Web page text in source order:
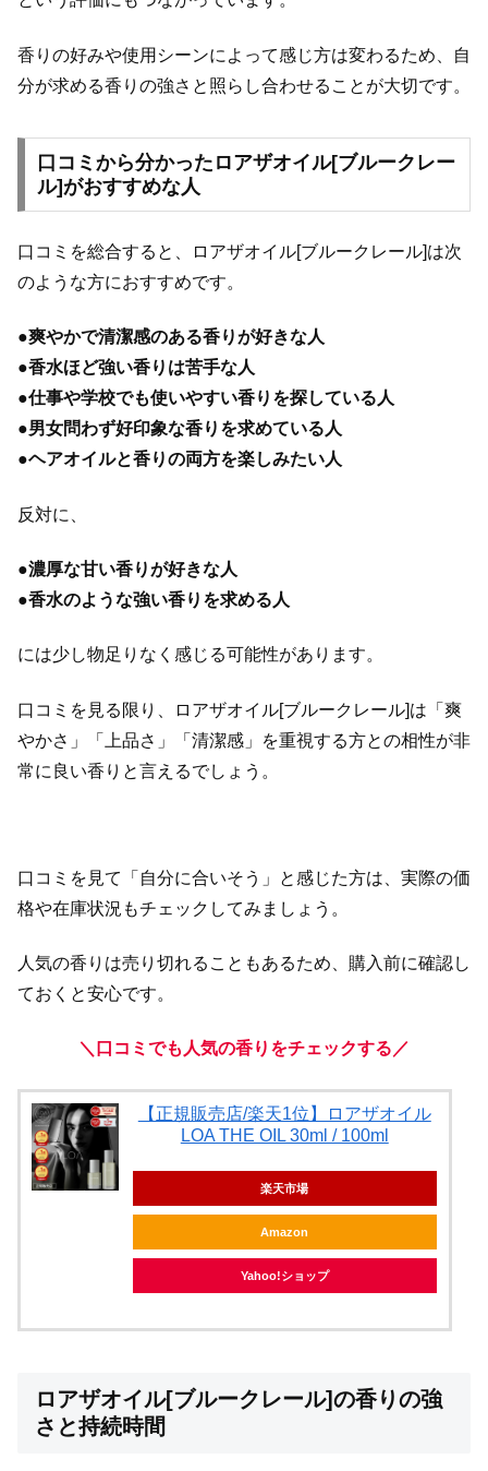
香りの好みや使用シーンによって感じ方は変わるため、自
分が求める香りの強さと照らし合わせることが大切です。
口コミから分かったロアザオイル[ブルークレー
ル]がおすすめな人
口コミを総合すると、ロアザオイル[ブルークレール]は次
のような方におすすめです。
●爽やかで清潔感のある香りが好きな人
●香水ほど強い香りは苦手な人
●仕事や学校でも使いやすい香りを探している人
●男女問わず好印象な香りを求めている人
●ヘアオイルと香りの両方を楽しみたい人
反対に、
●濃厚な甘い香りが好きな人
●香水のような強い香りを求める人
には少し物足りなく感じる可能性があります。
口コミを見る限り、ロアザオイル[ブルークレール]は「爽
やかさ」「上品さ」「清潔感」を重視する方との相性が非
常に良い香りと言えるでしょう。
口コミを見て「自分に合いそう」と感じた方は、実際の価
格や在庫状況もチェックしてみましょう。
人気の香りは売り切れることもあるため、購入前に確認し
ておくと安心です。
＼口コミでも人気の香りをチェックする／
【正規販売店/楽天1位】ロアザオイル
LOA THE OIL 30ml / 100ml
楽天市場
Amazon
Yahoo!ショップ
ロアザオイル[ブルークレール]の香りの強
さと持続時間